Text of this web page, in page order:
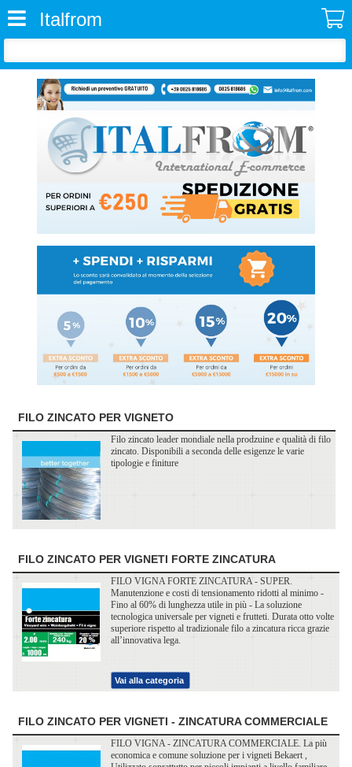
Italfrom
FILO ZINCATO PER VIGNETO
Filo zincato leader mondiale nella prodzuine e qualità di filo
zincato. Disponibili a seconda delle esigenze le varie
tipologie e finiture
FILO ZINCATO PER VIGNETI FORTE ZINCATURA
FILO VIGNA FORTE ZINCATURA - SUPER.
Manutenzione e costi di tensionamento ridotti al minimo -
Fino al 60% di lunghezza utile in più - La soluzione
tecnologica universale per vigneti e frutteti. Durata otto volte
superiore rispetto al tradizionale filo a zincatura ricca grazie
all’innovativa lega.
Vai alla categoria
FILO ZINCATO PER VIGNETI - ZINCATURA COMMERCIALE
FILO VIGNA - ZINCATURA COMMERCIALE. La più
economica e comune soluzione per i vigneti Bekaert ,